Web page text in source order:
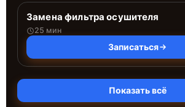
Замена фильтра осушителя
25 мин
Записаться
Показать всё